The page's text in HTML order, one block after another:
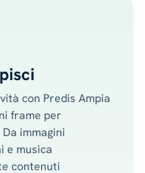
con Predis Ampia
frame per
immagini
e musica
contenuti